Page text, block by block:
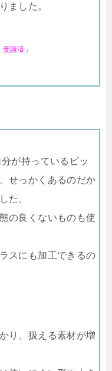
ました。
講済」
が持っているビッ
せっかくあるのだか
た。
の良くないものも使
スにも加工できるの
り、扱える素材が増